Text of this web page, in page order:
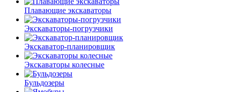
Плавающие экскаваторы
Экскаваторы-погрузчики
Экскаватор-планировщик
Экскаваторы колесные
Бульдозеры